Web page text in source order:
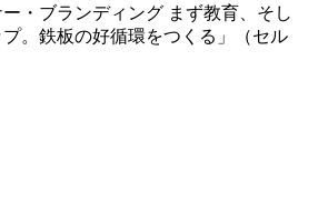
・ブランディング まず教育、そし
。鉄板の好循環をつくる」（セル